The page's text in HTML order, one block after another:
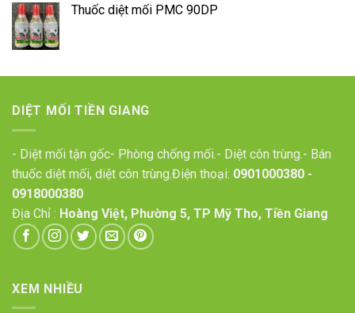
Thuốc diệt mối PMC 90DP
DIỆT MỐI TIỀN GIANG
- Diệt mối tận gốc- Phòng chống mối.- Diệt côn trùng.- Bán
thuốc diệt mối, diệt côn trùng.Điện thoại: 0901000380 -
0918000380
Địa Chỉ : Hoàng Việt, Phường 5, TP Mỹ Tho, Tiền Giang
XEM NHIỀU